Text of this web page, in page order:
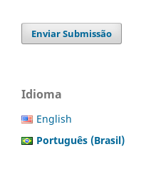
Enviar Submissão
Idioma
English
Português (Brasil)